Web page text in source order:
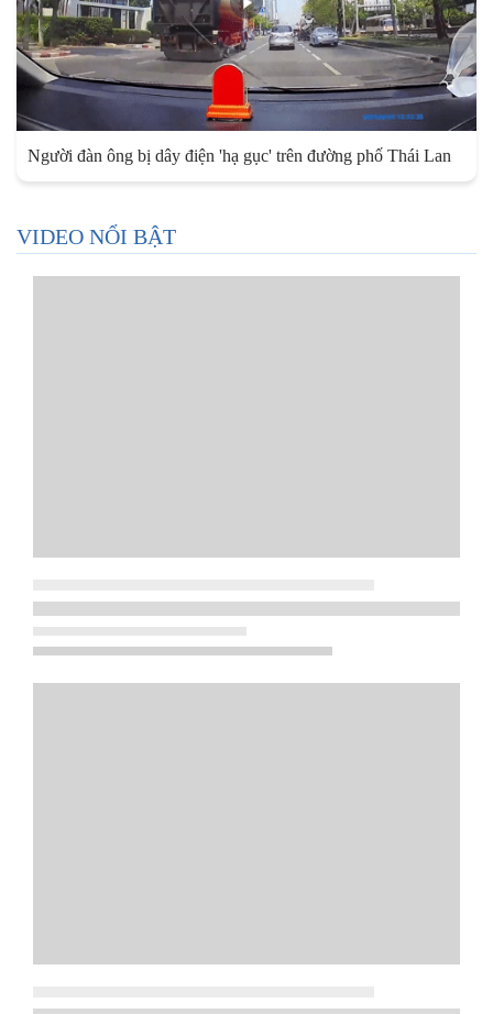
Người đàn ông bị dây điện 'hạ gục' trên đường phố Thái Lan
VIDEO NỔI BẬT